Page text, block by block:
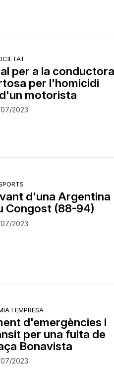
per a la conductora
per l'homicidi
motorista
2023
d'una Argentina
Congost (88-94)
2023
I EMPRESA
d'emergències i
per una fuita de
Bonavista
2023